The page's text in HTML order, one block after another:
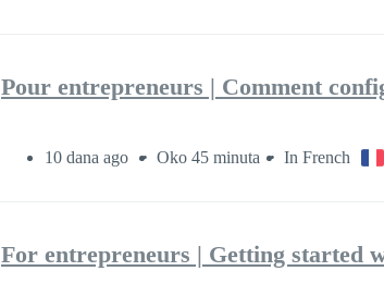
Pour entrepreneurs | Comment
10 dana ago Oko 45 minuta In French
For entrepreneurs | Getting started